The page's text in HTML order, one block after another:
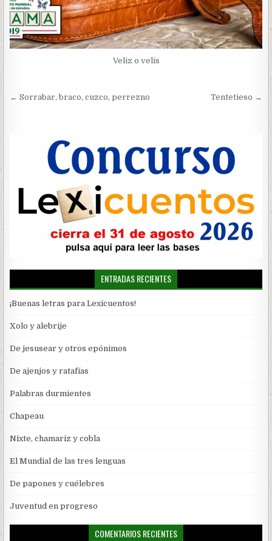
Veliz o velís
Navegación
← Sorrabar, braco, cuzco, perrezno Tentetieso →
ENTRADAS RECIENTES
¡Buenas letras para Lexicuentos!
Xolo y alebrije
De jesusear y otros epónimos
De ajenjos y ratafías
Palabras durmientes
Chapeau
Nixte, chamariz y cobla
El Mundial de las tres lenguas
De papones y cuélebres
Juventud en progreso
COMENTARIOS RECIENTES